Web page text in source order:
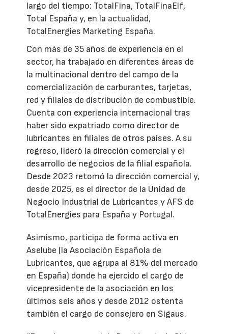
largo del tiempo: TotalFina, TotalFinaElf,
Total España y, en la actualidad,
TotalEnergies Marketing España.
Con más de 35 años de experiencia en el
sector, ha trabajado en diferentes áreas de
la multinacional dentro del campo de la
comercialización de carburantes, tarjetas,
red y filiales de distribución de combustible.
Cuenta con experiencia internacional tras
haber sido expatriado como director de
lubricantes en filiales de otros países. A su
regreso, lideró la dirección comercial y el
desarrollo de negocios de la filial española.
Desde 2023 retomó la dirección comercial y,
desde 2025, es el director de la Unidad de
Negocio Industrial de Lubricantes y AFS de
TotalEnergies para España y Portugal.
Asimismo, participa de forma activa en
Aselube (la Asociación Española de
Lubricantes, que agrupa al 81% del mercado
en España) donde ha ejercido el cargo de
vicepresidente de la asociación en los
últimos seis años y desde 2012 ostenta
también el cargo de consejero en Sigaus.